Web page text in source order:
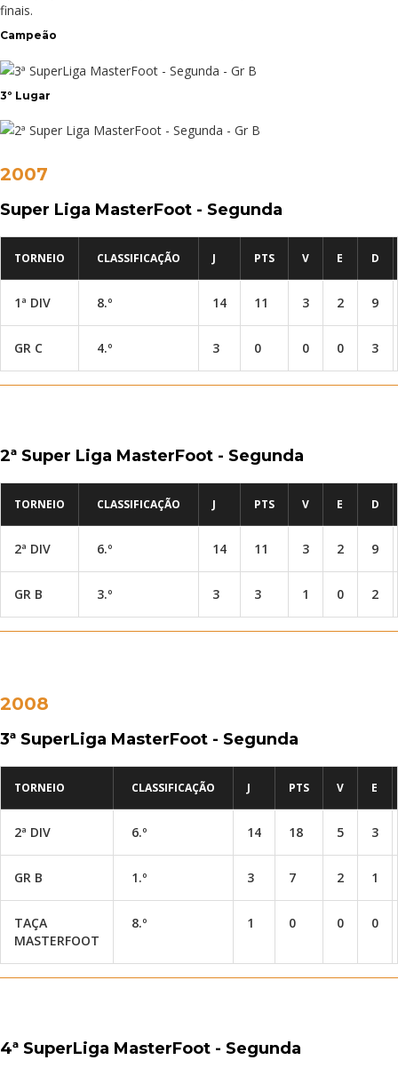
finais.
Campeão
3º Lugar
2007
Super Liga MasterFoot - Segunda
TORNEIO CLASSIFICAÇÃO J PTS V E D
1ª DIV 8.º 14 11 3 2 9
GR C 4.º 3 0 0 0 3
2ª Super Liga MasterFoot - Segunda
TORNEIO CLASSIFICAÇÃO J PTS V E D
2ª DIV 6.º 14 11 3 2 9
GR B 3.º 3 3 1 0 2
2008
3ª SuperLiga MasterFoot - Segunda
TORNEIO CLASSIFICAÇÃO J PTS V E
2ª DIV 6.º 14 18 5 3
GR B 1.º 3 7 2 1
TAÇA
MASTERFOOT
8.º 1 0 0 0
4ª SuperLiga MasterFoot - Segunda